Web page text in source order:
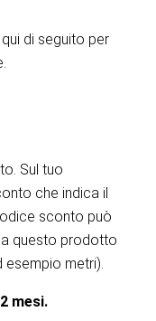
di seguito per
Sul tuo
che indica il
sconto può
questo prodotto
esempio metri).
mesi.